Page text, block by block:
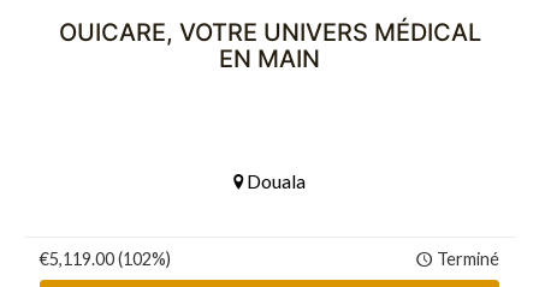
OUICARE, VOTRE UNIVERS MÉDICAL
EN MAIN
Douala
€5,119.00 (102%) Terminé